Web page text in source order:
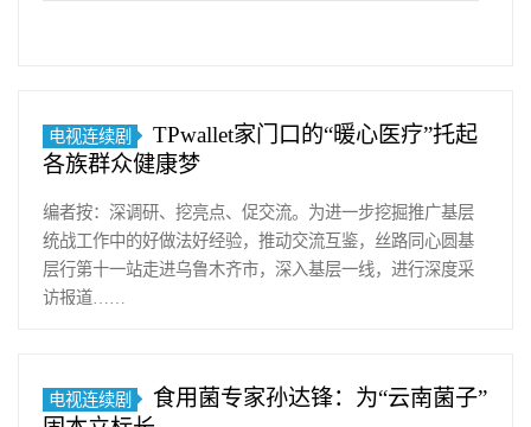
电视连续剧
TPwallet家门口的“暖心医疗”托起
各族群众健康梦
编者按：深调研、挖亮点、促交流。为进一步挖掘推广基层
统战工作中的好做法好经验，推动交流互鉴，丝路同心圆基
层行第十一站走进乌鲁木齐市，深入基层一线，进行深度采
访报道……
电视连续剧
食用菌专家孙达锋：为“云南菌子”